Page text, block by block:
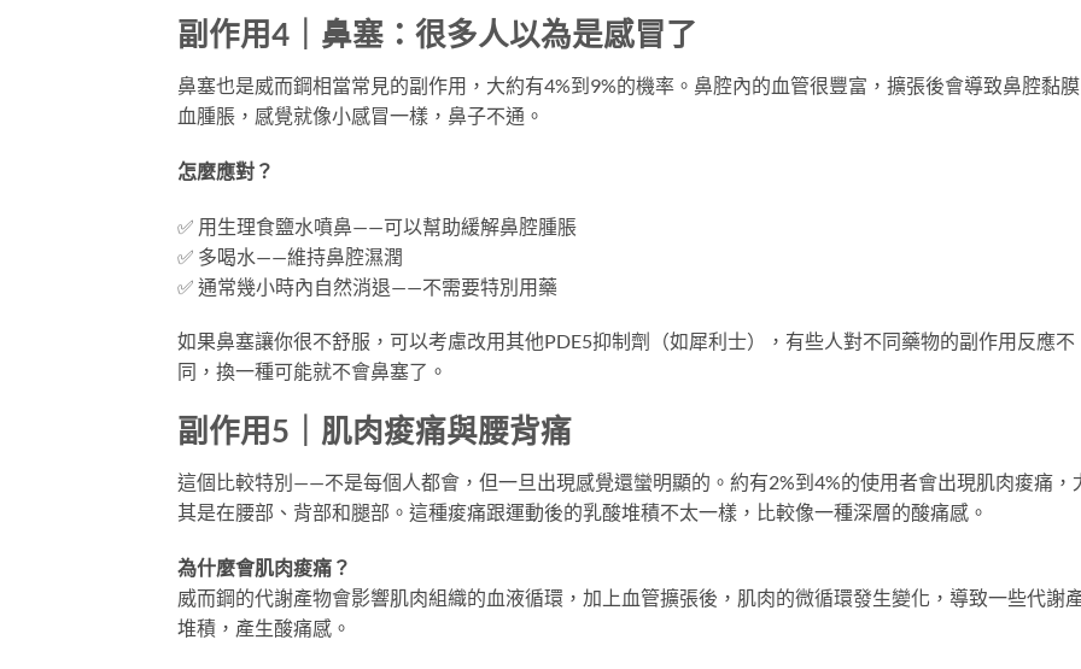
副作用4｜鼻塞：很多人以為是感冒了
鼻塞也是威而鋼相當常見的副作用，大約有4%到9%的機率。鼻腔內的血管很豐富，擴張後會導致鼻腔黏
血腫脹，感覺就像小感冒一樣，鼻子不通。
怎麼應對？
✅ 用生理食鹽水噴鼻——可以幫助緩解鼻腔腫脹
✅ 多喝水——維持鼻腔濕潤
✅ 通常幾小時內自然消退——不需要特別用藥
如果鼻塞讓你很不舒服，可以考慮改用其他PDE5抑制劑（如犀利士），有些人對不同藥物的副作用反應不
同，換一種可能就不會鼻塞了。
副作用5｜肌肉痠痛與腰背痛
這個比較特別——不是每個人都會，但一旦出現感覺還蠻明顯的。約有2%到4%的使用者會出現肌肉痠痛，
其是在腰部、背部和腿部。這種痠痛跟運動後的乳酸堆積不太一樣，比較像一種深層的酸痛感。
為什麼會肌肉痠痛？
威而鋼的代謝產物會影響肌肉組織的血液循環，加上血管擴張後，肌肉的微循環發生變化，導致一些代謝
堆積，產生酸痛感。